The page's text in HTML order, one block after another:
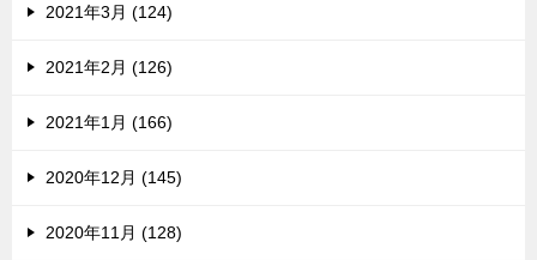
2021年3月 (124)
2021年2月 (126)
2021年1月 (166)
2020年12月 (145)
2020年11月 (128)